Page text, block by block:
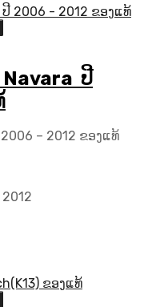
Navara ປີ
– 2012 ຂອງແທ້